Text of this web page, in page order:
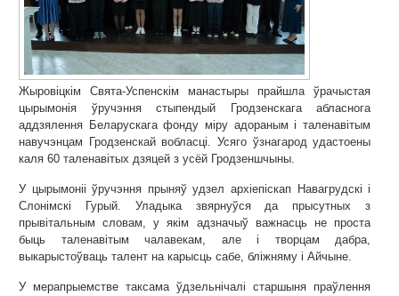
Жыровіцкім Свята-Успенскім манастыры прайшла ўрачыстая
цырымонія ўручэння стыпендый Гродзенскага абласнога
аддзялення Беларускага фонду міру адораным і таленавітым
навучэнцам Гродзенскай вобласці. Усяго ўзнагарод удастоены
каля 60 таленавітых дзяцей з усёй Гродзеншчыны.
У цырымоніі ўручэння прыняў удзел архіепіскап Навагрудскі і
Слонімскі Гурый. Уладыка звярнуўся да прысутных з
прывітальным словам, у якім адзначыў важнасць не проста
быць таленавітым чалавекам, але і творцам дабра,
выкарыстоўваць талент на карысць сабе, бліжняму і Айчыне.
У мерапрыемстве таксама ўдзельнічалі старшыня праўлення